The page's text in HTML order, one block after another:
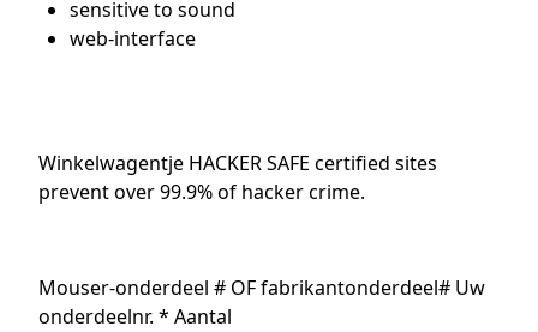
sensitive to sound
web-interface
Winkelwagentje HACKER SAFE certified sites
prevent over 99.9% of hacker crime.
Mouser-onderdeel # OF fabrikantonderdeel# Uw
onderdeelnr. * Aantal